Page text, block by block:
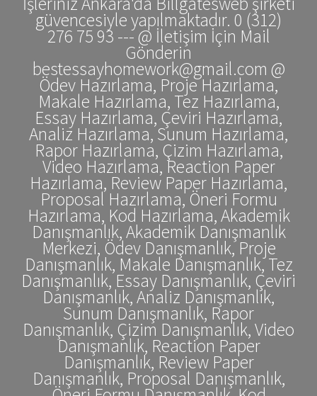
güvencesiyle yapılmaktadır. 0 (312)
276 75 93 --- @ İletişim İçin Mail
Gönderin
bestessayhomework@gmail.com @
Ödev Hazırlama, Proje Hazırlama,
Makale Hazırlama, Tez Hazırlama,
Essay Hazırlama, Çeviri Hazırlama,
Analiz Hazırlama, Sunum Hazırlama,
Rapor Hazırlama, Çizim Hazırlama,
Video Hazırlama, Reaction Paper
Hazırlama, Review Paper Hazırlama,
Proposal Hazırlama, Öneri Formu
Hazırlama, Kod Hazırlama, Akademik
Danışmanlık, Akademik Danışmanlık
Merkezi, Ödev Danışmanlık, Proje
Danışmanlık, Makale Danışmanlık, Tez
Danışmanlık, Essay Danışmanlık, Çeviri
Danışmanlık, Analiz Danışmanlık,
Sunum Danışmanlık, Rapor
Danışmanlık, Çizim Danışmanlık, Video
Danışmanlık, Reaction Paper
Danışmanlık, Review Paper
Danışmanlık, Proposal Danışmanlık,